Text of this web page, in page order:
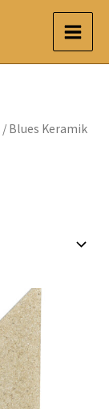
/ Blues Keramik